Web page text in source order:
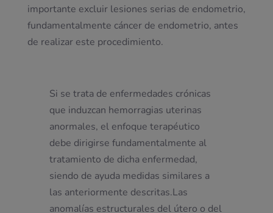
importante excluir lesiones serias de endometrio,
fundamentalmente cáncer de endometrio, antes
de realizar este procedimiento.
Si se trata de enfermedades crónicas
que induzcan hemorragias uterinas
anormales, el enfoque terapéutico
debe dirigirse fundamentalmente al
tratamiento de dicha enfermedad,
siendo de ayuda medidas similares a
las anteriormente descritas.Las
anomalías estructurales del útero o del